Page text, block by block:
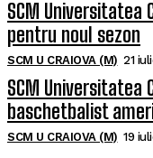
SCM Universitatea
pentru noul sezon
SCM U CRAIOVA (M) 21
SCM Universitatea
baschetbalist
SCM U CRAIOVA (M) 19